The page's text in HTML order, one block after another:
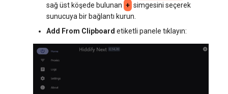
sağ üst köşede bulunan + simgesini seçerek
sunucuya bir bağlantı kurun.
Add From Clipboard etiketli panele tıklayın: